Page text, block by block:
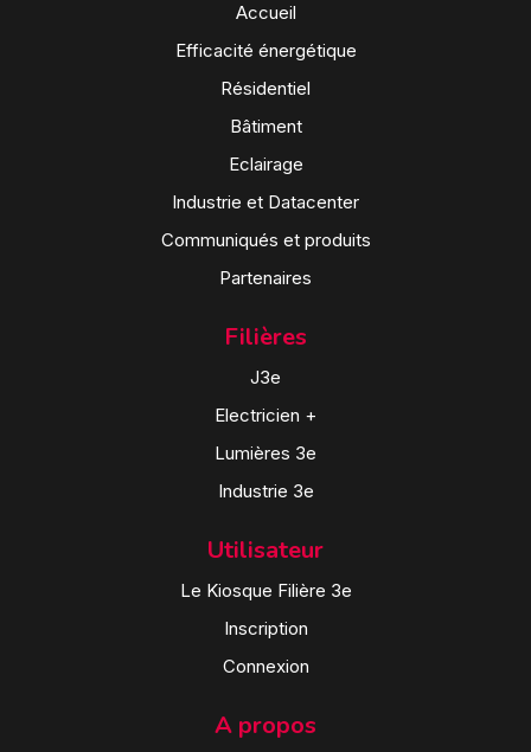
Accueil
Efficacité énergétique
Résidentiel
Bâtiment
Eclairage
Industrie et Datacenter
Communiqués et produits
Partenaires
Filières
J3e
Electricien +
Lumières 3e
Industrie 3e
Utilisateur
Le Kiosque Filière 3e
Inscription
Connexion
A propos